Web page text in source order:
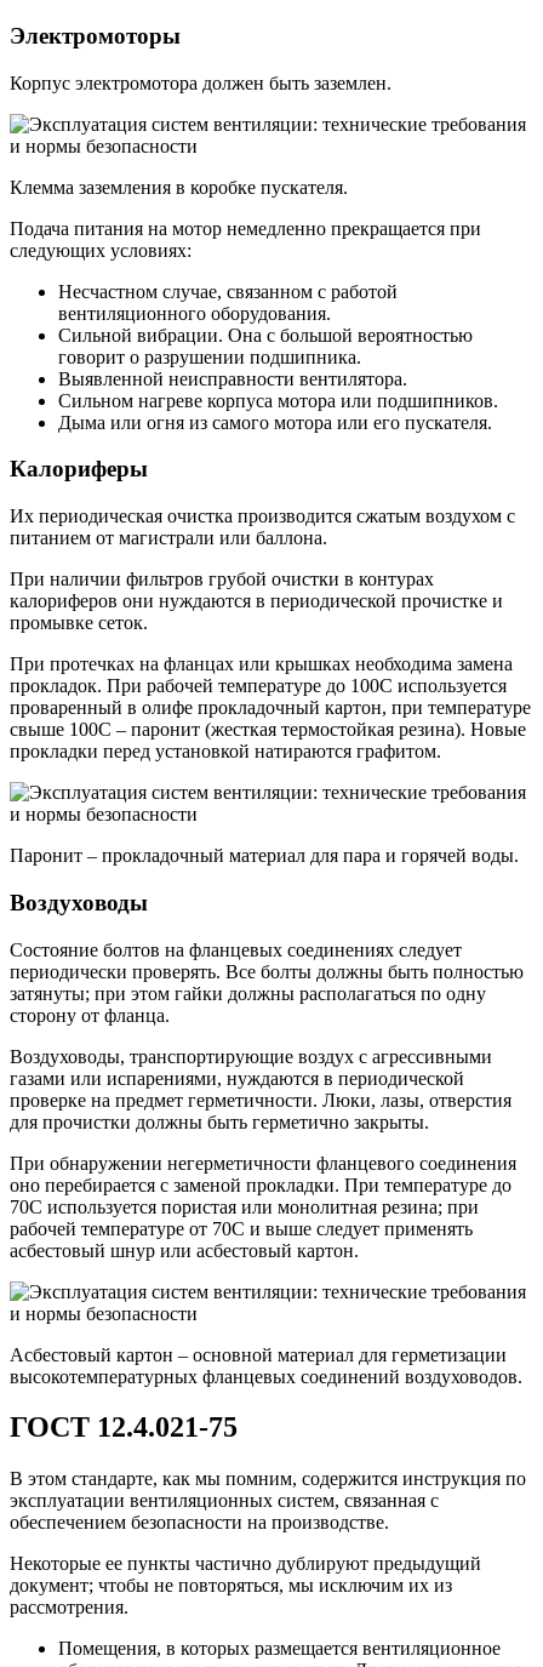
Электромоторы
Корпус электромотора должен быть заземлен.
Клемма заземления в коробке пускателя.
Подача питания на мотор немедленно прекращается при
следующих условиях:
Несчастном случае, связанном с работой
вентиляционного оборудования.
Сильной вибрации. Она с большой вероятностью
говорит о разрушении подшипника.
Выявленной неисправности вентилятора.
Сильном нагреве корпуса мотора или подшипников.
Дыма или огня из самого мотора или его пускателя.
Калориферы
Их периодическая очистка производится сжатым воздухом с
питанием от магистрали или баллона.
При наличии фильтров грубой очистки в контурах
калориферов они нуждаются в периодической прочистке и
промывке сеток.
При протечках на фланцах или крышках необходима замена
прокладок. При рабочей температуре до 100С используется
проваренный в олифе прокладочный картон, при температуре
свыше 100С – паронит (жесткая термостойкая резина). Новые
прокладки перед установкой натираются графитом.
Паронит – прокладочный материал для пара и горячей воды.
Воздуховоды
Состояние болтов на фланцевых соединениях следует
периодически проверять. Все болты должны быть полностью
затянуты; при этом гайки должны располагаться по одну
сторону от фланца.
Воздуховоды, транспортирующие воздух с агрессивными
газами или испарениями, нуждаются в периодической
проверке на предмет герметичности. Люки, лазы, отверстия
для прочистки должны быть герметично закрыты.
При обнаружении негерметичности фланцевого соединения
оно перебирается с заменой прокладки. При температуре до
70С используется пористая или монолитная резина; при
рабочей температуре от 70С и выше следует применять
асбестовый шнур или асбестовый картон.
Асбестовый картон – основной материал для герметизации
высокотемпературных фланцевых соединений воздуховодов.
ГОСТ 12.4.021-75
В этом стандарте, как мы помним, содержится инструкция по
эксплуатации вентиляционных систем, связанная с
обеспечением безопасности на производстве.
Некоторые ее пункты частично дублируют предыдущий
документ; чтобы не повторяться, мы исключим их из
рассмотрения.
Помещения, в которых размещается вентиляционное